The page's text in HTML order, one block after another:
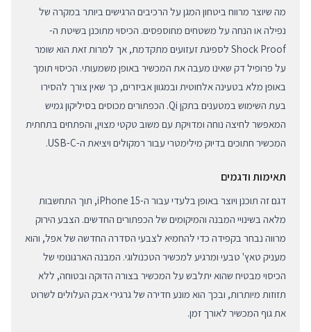
מה שיוצר מרווח ביטחון המגן על הרכיבים הרגישים ביותר במקרה של
נפילה או הנחה על משטחים מחוספסים. הכיסוי מתוכנן בשיטת ה-
Shock Proof לספיגת זעזועים מתקדמת, אך למרות זאת הוא שומר
על פרופיל דק שאינו מעבה את המכשיר באופן משמעותי. הכיסוי תומך
באופן מלא בטעינה אלחוטית ובמגוון אביזרים, כך שאין צורך להסירו
בעת השימוש במטענים בתקן Qi. הכפתורים מכוסים בסיליקון גמיש
המאפשר לחיצה נוחה ומדויקת עם משוב טקטי מצוין, והפתחים בתחתית
המכשיר חתוכים בדיוק מילימטרי עבור רמקולים ויציאת ה-USB-C.
תאימות ודגמים
דגם זה תוכנן ויוצר באופן בלעדי עבור ה-iPhone 15, תוך התחשבות
מלאה בשינויי המבנה והמיקומים של הכפתורים החדשים. הצבע הירוק
מרווה נבחר בקפידה כדי להחמיא לצבעי הסדרה החדשה של אפל, והוא
מעניק טאץ' טבעי ומרגיע למכשיר הטכנולוגי. המבנה הארגונומי של
הכיסוי מבטיח שהוא יתלבש על המכשיר בצורה הדוקה ובטוחה, ללא
תזוזות מיותרות, ובכך הוא מונע חדירה של גרגירי אבק העלולים לשרוט
את גוף המכשיר לאורך זמן.